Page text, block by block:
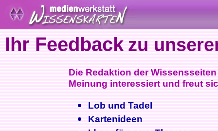
Ihr Feedback zu
Die Redaktion der
Meinung interessiert und freut
Lob und Tadel
Kartenideen